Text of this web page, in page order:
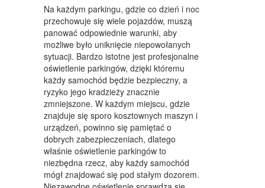
SPRZEDAŻ INTERNTOWA
BIŻUTERIA
DLA DZIECI
MEBLE
WYPOSAŻENIE WNĘTRZ
WYPOSAŻENIE ŁAZIENKI
ODZIEŻ
SPORT
Na każdym parkingu, gdzie co dzień i noc
przechowuje się wiele pojazdów, muszą
panować odpowiednie warunki, aby
możliwe było uniknięcie niepowołanych
sytuacji. Bardzo istotne jest profesjonalne
oświetlenie parkingów, dzięki któremu
każdy samochód będzie bezpieczny, a
ryzyko jego kradzieży znacznie
zmniejszone. W każdym miejscu, gdzie
znajduje się sporo kosztownych maszyn i
urządzeń, powinno się pamiętać o
dobrych zabezpieczeniach, dlatego
właśnie oświetlenie parkingów to
niezbędna rzecz, aby każdy samochód
mógł znajdować się pod stałym dozorem.